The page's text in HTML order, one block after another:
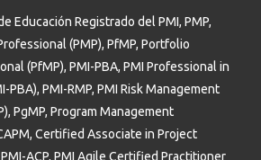
Educación Registrado del PMI, PMP,
(PMP), PfMP, Portfolio
(PfMP), PMI-PBA, PMI Professional in
PBA), PMI-RMP, PMI Risk Management
PgMP, Program Management
Certified Associate in Project
ACP, PMI Agile Certified Practitioner